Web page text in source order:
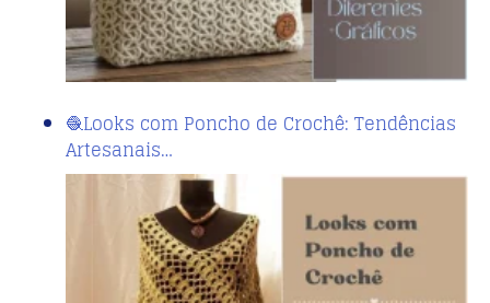
🧶Looks com Poncho de Crochê: Tendências
Artesanais…